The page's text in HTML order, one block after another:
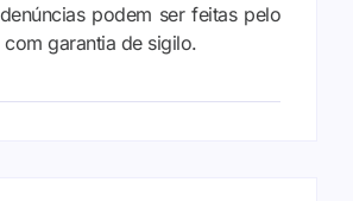
podem ser feitas pelo
com garantia de sigilo.